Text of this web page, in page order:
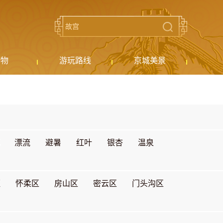
游玩路线 京城美景
漂流 避暑 红叶 银杏
温泉
怀柔区 房山区 密云区
门头沟区